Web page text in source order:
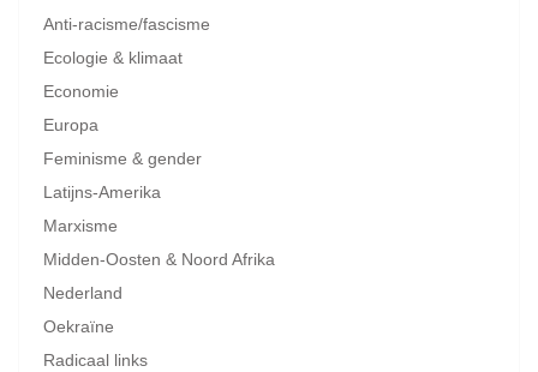
Anti-racisme/fascisme
Ecologie & klimaat
Economie
Europa
Feminisme & gender
Latijns-Amerika
Marxisme
Midden-Oosten & Noord Afrika
Nederland
Oekraïne
Radicaal links